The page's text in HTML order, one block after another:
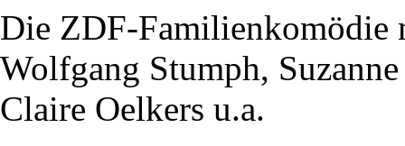
Die ZDF-Familienkomödie
Wolfgang Stumph,
Claire Oelkers u.a.